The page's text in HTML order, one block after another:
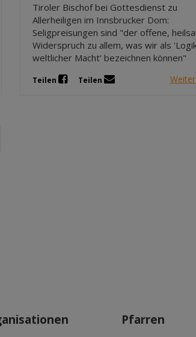
Tiroler Bischof bei Gottesdienst zu
Allerheiligen im Innsbrucker Dom:
Seligpreisungen sind "der offene,
Widerspruch zu allem, was wir als
weltlicher Macht' bezeichnen können"
Teilen Teilen
Pfarren